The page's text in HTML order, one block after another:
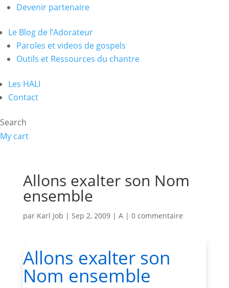
Devenir partenaire
Le Blog de l’Adorateur
Paroles et videos de gospels
Outils et Ressources du chantre
Les HALI
Contact
Search
My cart
Allons exalter son Nom
ensemble
par Karl Job | Sep 2, 2009| A| 0 commentaire
Allons exalter son
Nom ensemble